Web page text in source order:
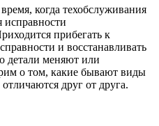
когда техобслуживания
исправности
прибегать к
и восстанавливать
детали меняют или
о том, какие бывают виды
друг от друга.